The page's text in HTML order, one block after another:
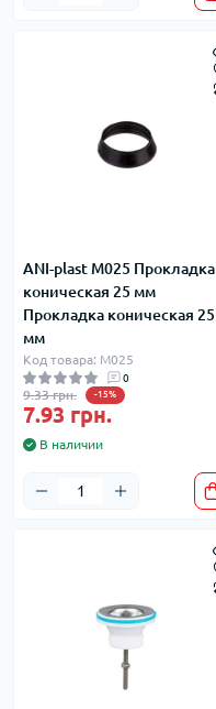
ANI-plast М025 Прокладка
коническая 25 мм
Прокладка коническая 25
мм
Код товара: М025
0
9.33 грн. -15%
7.93 грн.
В наличии